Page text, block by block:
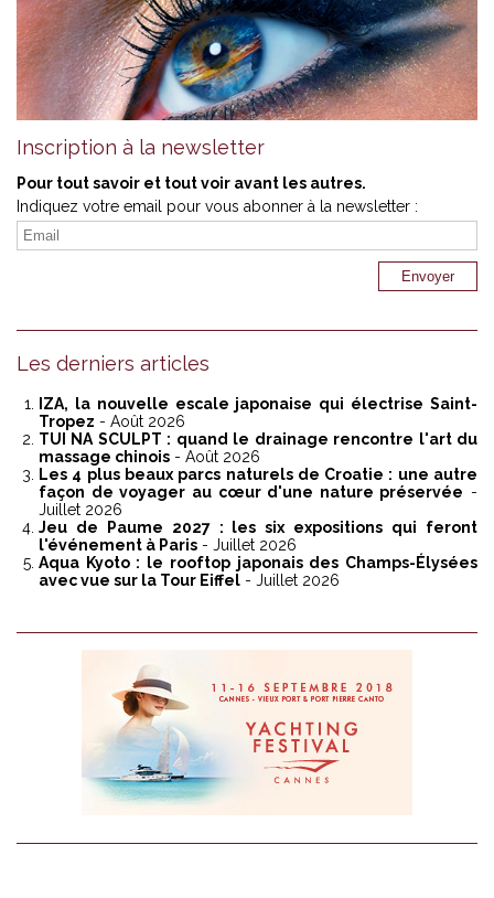
Inscription à la newsletter
Pour tout savoir et tout voir avant les autres.
Indiquez votre email pour vous abonner à la newsletter :
Les derniers articles
IZA, la nouvelle escale japonaise qui électrise Saint-
Tropez - Août 2026
TUI NA SCULPT : quand le drainage rencontre l'art du
massage chinois - Août 2026
Les 4 plus beaux parcs naturels de Croatie : une autre
façon de voyager au cœur d'une nature préservée -
Juillet 2026
Jeu de Paume 2027 : les six expositions qui feront
l'événement à Paris - Juillet 2026
Aqua Kyoto : le rooftop japonais des Champs-Élysées
avec vue sur la Tour Eiffel - Juillet 2026